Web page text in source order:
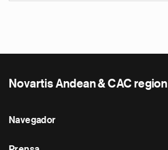
Novartis Andean & CAC region
Navegador